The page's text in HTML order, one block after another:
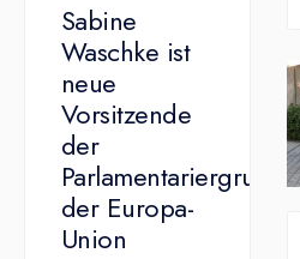
Sabine
Waschke ist
neue
Vorsitzende
der
Parlamentariergruppe
der Europa-
Union